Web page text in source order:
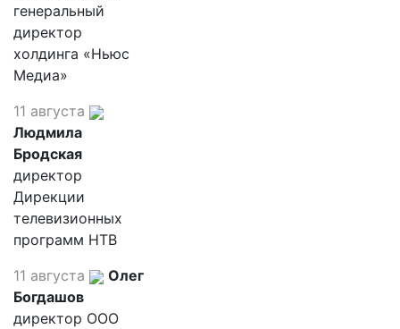
генеральный
директор
холдинга «Ньюс
Медиа»
11 августа
Людмила
Бродская
директор
Дирекции
телевизионных
программ НТВ
11 августа
Олег
Богдашов
директор ООО